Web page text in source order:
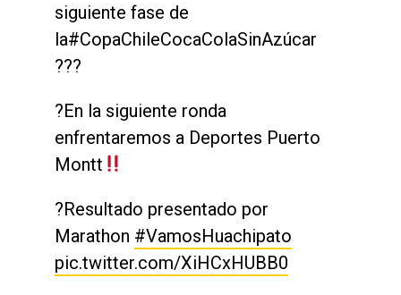
siguiente fase de
la#CopaChileCocaColaSinAzúcar
???
?En la siguiente ronda
enfrentaremos a Deportes Puerto
Montt
?Resultado presentado por
Marathon #VamosHuachipato
pic.twitter.com/XiHCxHUBB0